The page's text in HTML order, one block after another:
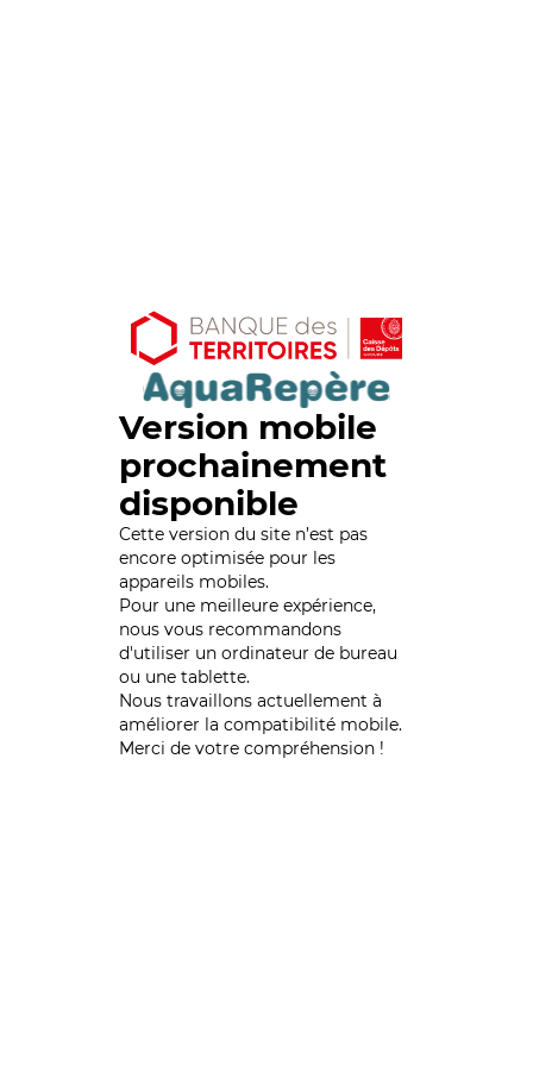
Version mobile
prochainement
disponible
Cette version du site n’est pas
encore optimisée pour les
appareils mobiles.
Pour une meilleure expérience,
nous vous recommandons
d'utiliser un ordinateur de bureau
ou une tablette.
Nous travaillons actuellement à
améliorer la compatibilité mobile.
Merci de votre compréhension !